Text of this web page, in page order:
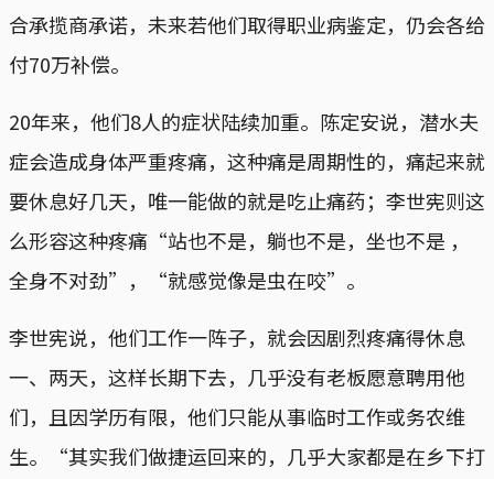
合承揽商承诺，未来若他们取得职业病鉴定，仍会各给
付70万补偿。
20年来，他们8人的症状陆续加重。陈定安说，潜水夫
症会造成身体严重疼痛，这种痛是周期性的，痛起来就
要休息好几天，唯一能做的就是吃止痛药；李世宪则这
么形容这种疼痛“站也不是，躺也不是，坐也不是 ，
全身不对劲”，“就感觉像是虫在咬”。
李世宪说，他们工作一阵子，就会因剧烈疼痛得休息
一、两天，这样长期下去，几乎没有老板愿意聘用他
们，且因学历有限，他们只能从事临时工作或务农维
生。“其实我们做捷运回来的，几乎大家都是在乡下打